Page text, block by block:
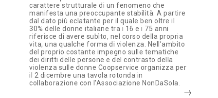
carattere strutturale di un fenomeno che
manifesta una preoccupante stabilità. A partire
dal dato più eclatante per il quale ben oltre il
30% delle donne italiane tra i 16 e i 75 anni
riferisce di avere subìto, nel corso della propria
vita, una qualche forma di violenza. Nell’ambito
del proprio costante impegno sulle tematiche
dei diritti delle persone e del contrasto della
violenza sulle donne Coopservice organizza per
il 2 dicembre una tavola rotonda in
collaborazione con l’Associazione NonDaSola.